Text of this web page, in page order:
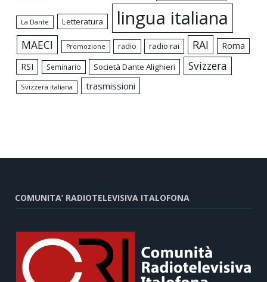
La Dante Letteratura lingua italiana
MAECI Promozione radio radio rai RAI
Roma
RSI
Seminario Società Dante Alighieri Svizzera
Svizzera italiana trasmissioni
COMUNITA’ RADIOTELEVISIVA ITALOFONA